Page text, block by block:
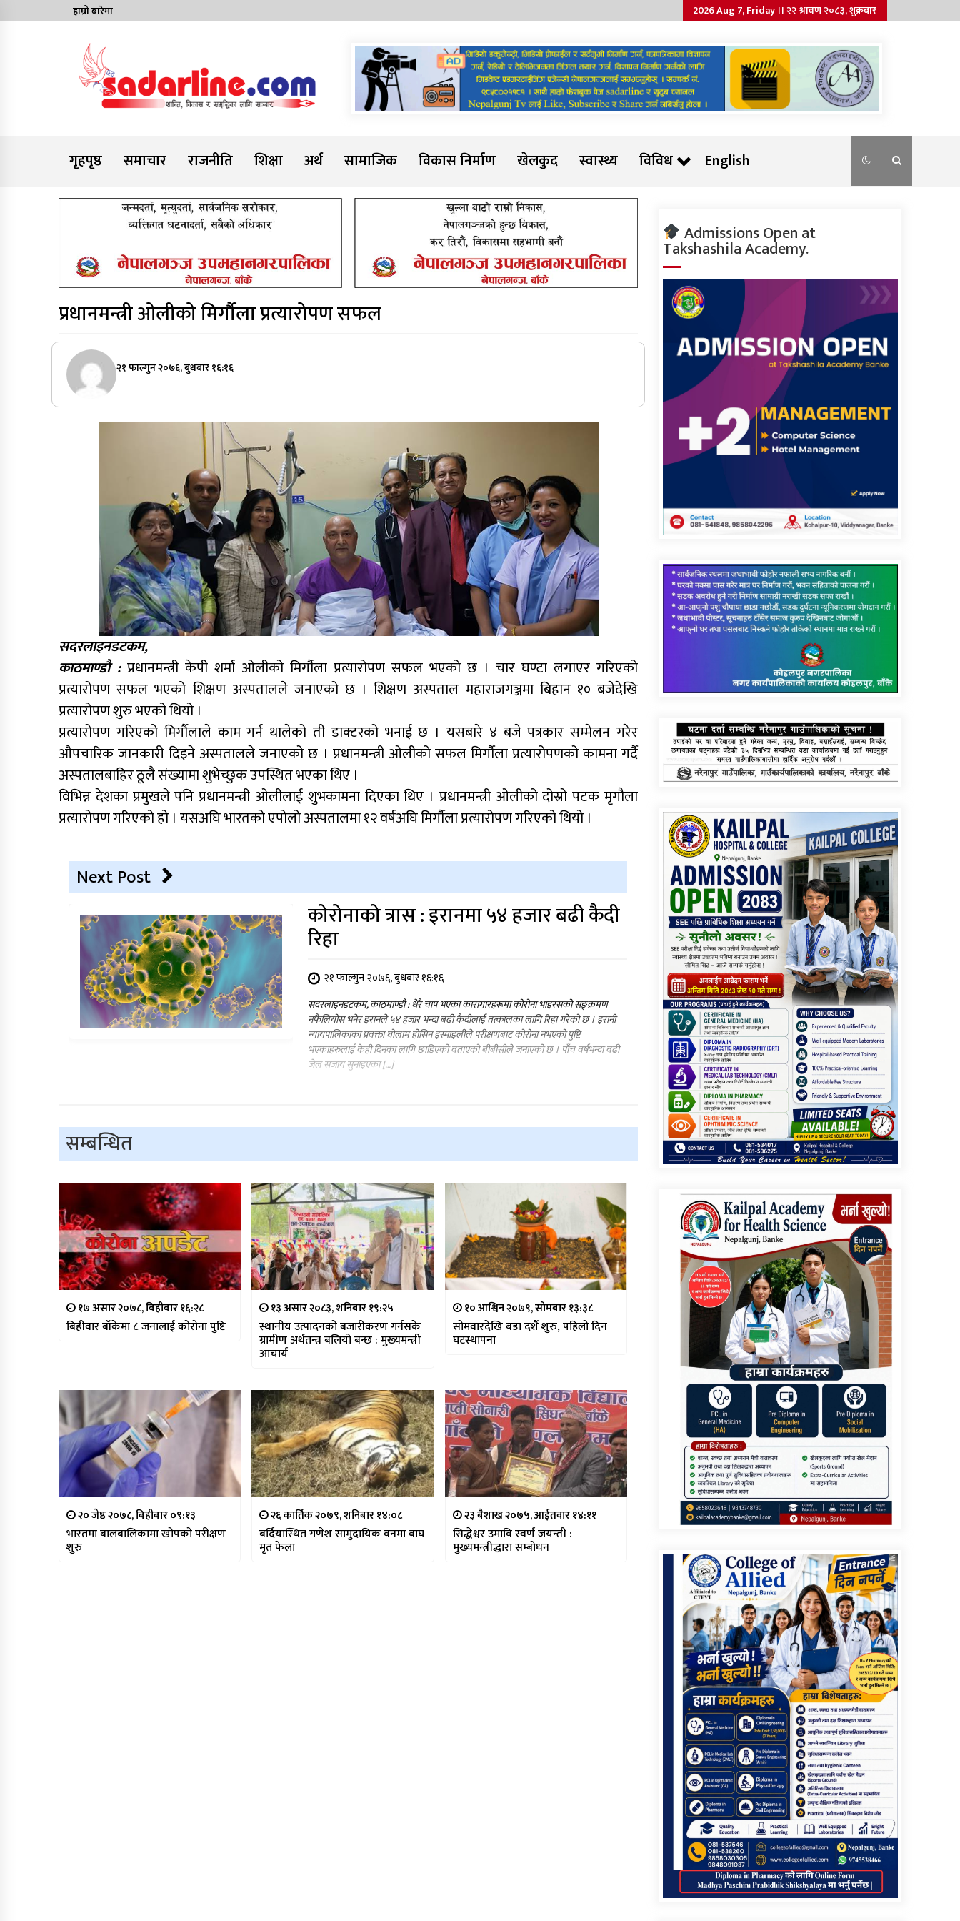
to
हाम्रो बारेमा 2026 Aug 7, Friday ।। २२ श्रावण २०८३, शुक्रबार
Sadarline
गृहपृष्ठ
समाचार राजनीति शिक्षा अर्थ सामाजिक विकास निर्माण खेलकुद स्वास्थ्य विविध English
प्रधानमन्त्री ओलीको मिर्गौला प्रत्यारोपण सफल
२१ फाल्गुन २०७६, बुधबार १६:१६
सदरलाइनडटकम,
काठमाण्डौ : प्रधानमन्त्री केपी शर्मा ओलीको मिर्गौला प्रत्यारोपण सफल भएको छ । चार घण्टा लगाएर गरिएको
प्रत्यारोपण सफल भएको शिक्षण अस्पतालले जनाएको छ । शिक्षण अस्पताल महाराजगञ्जमा बिहान १० बजेदेखि
प्रत्यारोपण शुरु भएको थियो ।
प्रत्यारोपण गरिएको मिर्गौलाले काम गर्न थालेको ती डाक्टरको भनाई छ । यसबारे ४ बजे पत्रकार सम्मेलन गरेर
औपचारिक जानकारी दिइने अस्पतालले जनाएको छ । प्रधानमन्त्री ओलीको सफल मिर्गाैला प्रत्यारोपणको कामना गर्दै
अस्पतालबाहिर ठूलै संख्यामा शुभेच्छुक उपस्थित भएका थिए ।
विभिन्न देशका प्रमुखले पनि प्रधानमन्त्री ओलीलाई शुभकामना दिएका थिए । प्रधानमन्त्री ओलीको दोस्रो पटक मृगौला
प्रत्यारोपण गरिएको हो । यसअघि भारतको एपोलो अस्पतालमा १२ वर्षअघि मिर्गाैला प्रत्यारोपण गरिएको थियो ।
Next Post
कोरोनाको त्रास : इरानमा ५४ हजार बढी कैदी
रिहा
२१ फाल्गुन २०७६, बुधबार १६:१६
सदरलाइनडटकम, काठमाण्डौ : धेरै चाप भएका कारागारहरूमा कोरोना भाइरसको सङ्क्रमण
नफैलियोस भनेर इरानले ५४ हजार भन्दा बढी कैदीलाई तत्कालका लागि रिहा गरेको छ । इरानी
न्यायपालिकाका प्रवक्ता घोलाम होसिन इस्माइलीले परीक्षणबाट कोरोना नभएको पुष्टि
भएकाहरुलाई केही दिनका लागि छाडिएको बताएको बीबीसीले जनाएको छ । पाँच वर्षभन्दा बढी
जेल सजाय सुनाइएका […]
सम्बन्धित
१७ असार २०७८, बिहीबार १६:२८
बिहीवार बाँकेमा ८ जनालाई कोरोना पुष्टि
१३ असार २०८३, शनिबार १९:२५
स्थानीय उत्पादनको बजारीकरण गर्नसके
ग्रामीण अर्थतन्त्र बलियो बन्छ : मुख्यमन्त्री
आचार्य
१० आश्विन २०७९, सोमबार १३:३८
सोमवारदेखि बडा दशैँ शुरु, पहिलो दिन
घटस्थापना
२० जेष्ठ २०७८, बिहीबार ०९:१३
भारतमा बालबालिकामा खोपको परीक्षण
शुरु
२६ कार्तिक २०७९, शनिबार १४:०८
बर्दियास्थित गणेश सामुदायिक वनमा बाघ
मृत फेला
२३ बैशाख २०७५, आईतवार १४:११
सिद्धेश्वर उमावि स्वर्ण जयन्ती :
मुख्यमन्त्रीद्धारा सम्बोधन
Admissions Open at
Takshashila Academy.